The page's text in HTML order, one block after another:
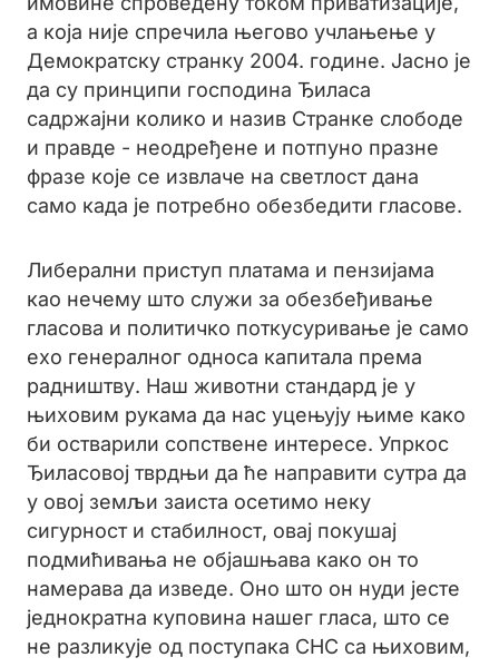
а која није спречила његово учлањење у
Демократску странку 2004. године. Јасно је
да су принципи господина Ђиласа
садржајни колико и назив Странке слободе
и правде - неодређене и потпуно празне
фразе које се извлаче на светлост дана
само када је потребно обезбедити гласове.
Либерални приступ платама и пензијама
као нечему што служи за обезбеђивање
гласова и политичко поткусуривање је само
ехо генералног односа капитала према
радништву. Наш животни стандард је у
њиховим рукама да нас уцењују њиме како
би остварили сопствене интересе. Упркос
Ђиласовој тврдњи да ће направити сутра да
у овој земљи заиста осетимо неку
сигурност и стабилност, овај покушај
подмићивања не објашњава како он то
намерава да изведе. Оно што он нуди јесте
једнократна куповина нашег гласа, што се
не разликује од поступака СНС са њиховим,